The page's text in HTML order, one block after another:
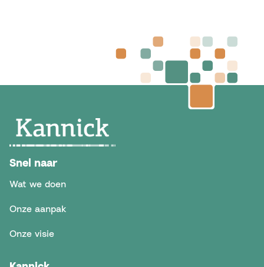
Snel naar
Wat we doen
Onze aanpak
Onze visie